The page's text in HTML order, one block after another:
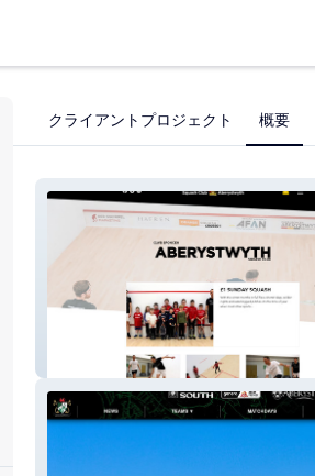
クライアントプロジェクト 概要
Aberystwyth Squash